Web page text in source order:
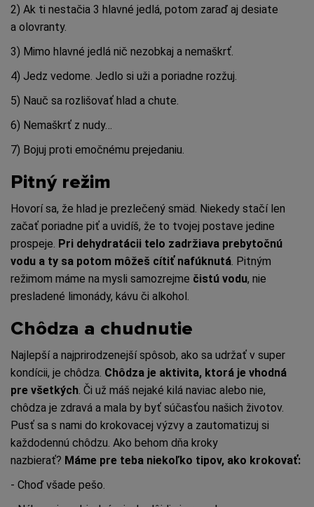
2) Ak ti nestačia 3 hlavné jedlá, potom zaraď aj desiate
a olovranty.
3) Mimo hlavné jedlá nič nezobkaj a nemaškrť.
4) Jedz vedome. Jedlo si uži a poriadne rozžuj.
5) Nauč sa rozlišovať hlad a chute.
6) Nemaškrť z nudy…
7) Bojuj proti emočnému prejedaniu.
Pitný režim
Hovorí sa, že hlad je prezlečený smäd. Niekedy stačí len
začať poriadne piť a uvidíš, že to tvojej postave jedine
prospeje. Pri dehydratácii telo zadržiava prebytočnú
vodu a ty sa potom môžeš cítiť nafúknutá . Pitným
režimom máme na mysli samozrejme čistú vodu, nie
presladené limonády, kávu či alkohol.
Chôdza a chudnutie
Najlepší a najprirodzenejší spôsob, ako sa udržať v super
kondícii, je chôdza. Chôdza je aktivita, ktorá je vhodná
pre všetkých . Či už máš nejaké kilá naviac alebo nie,
chôdza je zdravá a mala by byť súčasťou našich životov.
Pusť sa s nami do krokovacej výzvy a zautomatizuj si
každodennú chôdzu. Ako behom dňa kroky
nazbierať? Máme pre teba niekoľko tipov, ako krokovať:
- Choď všade pešo.